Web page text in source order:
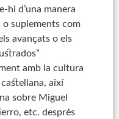
hi d’una manera
o suplements com
avançats o els
”
amb la cultura
així
sobre Miguel
, etc. després